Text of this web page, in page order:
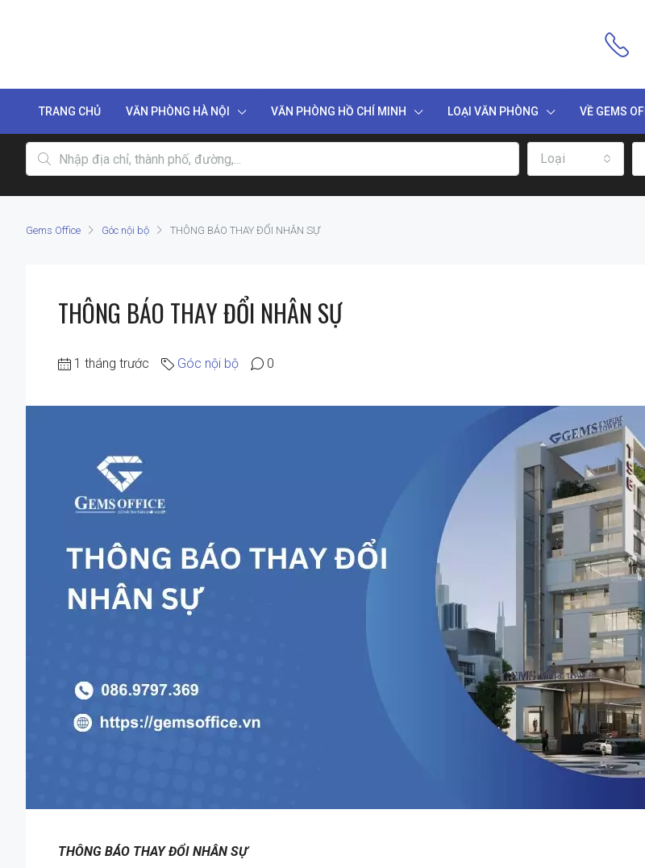
TRANG CHỦ VĂN PHÒNG HÀ NỘI VĂN PHÒNG HỒ CHÍ MINH LOẠI VĂN PHÒNG VỀ GEMS
Loại
Gems Office Góc nội bộ THÔNG BÁO THAY ĐỔI NHÂN SỰ
THÔNG BÁO THAY ĐỔI NHÂN SỰ
1 tháng trước Góc nội bộ 0
THÔNG BÁO THAY ĐỔI NHÂN SỰ